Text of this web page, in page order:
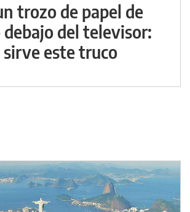
trozo de papel de
del televisor:
sirve este truco